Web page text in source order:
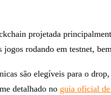
projetada
jogos rodando em testnet,
são elegíveis para o
detalhado no guia oficial